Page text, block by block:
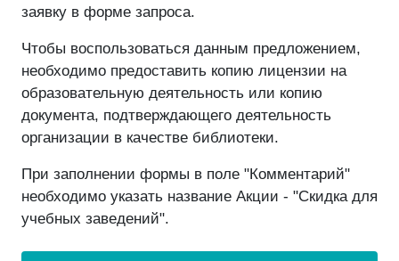
заявку в форме запроса.
Чтобы воспользоваться данным предложением,
необходимо предоставить копию лицензии на
образовательную деятельность или копию
документа, подтверждающего деятельность
организации в качестве библиотеки.
При заполнении формы в поле "Комментарий"
необходимо указать название Акции - "Скидка для
учебных заведений".